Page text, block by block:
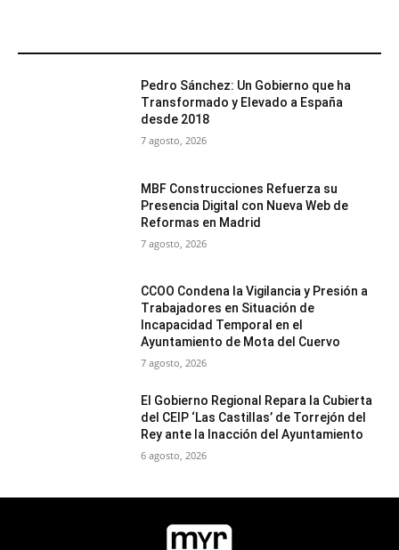
Pedro Sánchez: Un Gobierno que ha
Transformado y Elevado a España
desde 2018
7 agosto, 2026
MBF Construcciones Refuerza su
Presencia Digital con Nueva Web de
Reformas en Madrid
7 agosto, 2026
CCOO Condena la Vigilancia y Presión a
Trabajadores en Situación de
Incapacidad Temporal en el
Ayuntamiento de Mota del Cuervo
7 agosto, 2026
El Gobierno Regional Repara la Cubierta
del CEIP ‘Las Castillas’ de Torrejón del
Rey ante la Inacción del Ayuntamiento
6 agosto, 2026